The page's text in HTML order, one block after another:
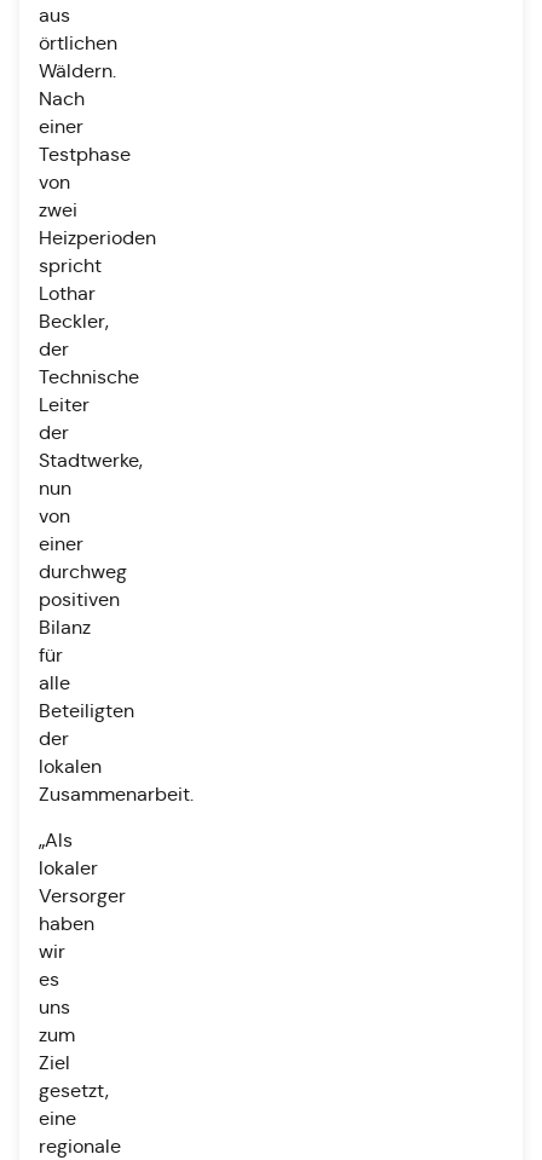
aus
örtlichen
Wäldern.
Nach
einer
Testphase
von
zwei
Heizperioden
spricht
Lothar
Beckler,
der
Technische
Leiter
der
Stadtwerke,
nun
von
einer
durchweg
positiven
Bilanz
für
alle
Beteiligten
der
lokalen
Zusammenarbeit.
„Als
lokaler
Versorger
haben
wir
es
uns
zum
Ziel
gesetzt,
eine
regionale